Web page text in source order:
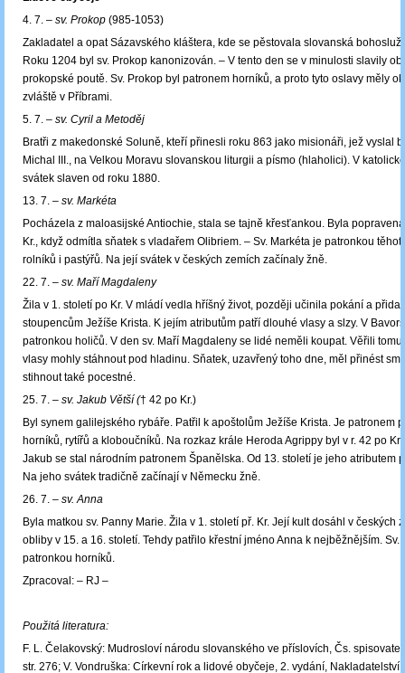
4. 7. – sv. Prokop (985-1053)
Zakladatel a opat Sázavského kláštera, kde se pěstovala slovanská
Roku 1204 byl sv. Prokop kanonizován. ‒ V tento den se v minulosti slavily
prokopské poutě. Sv. Prokop byl patronem horníků, a proto tyto oslavy měly
zvláště v Příbrami.
5. 7. – sv. Cyril a Metoděj
Bratři z makedonské Soluně, kteří přinesli roku 863 jako misionáři, jež vyslal
Michal III., na Velkou Moravu slovanskou liturgii a písmo (hlaholici). V
svátek slaven od roku 1880.
13. 7. – sv. Markéta
Pocházela z maloasijské Antiochie, stala se tajně křesťankou. Byla
Kr., když odmítla sňatek s vladařem Olibriem. ‒ Sv. Markéta je patronkou
rolníků i pastýřů. Na její svátek v českých zemích začínaly žně.
22. 7. – sv. Maří Magdaleny
Žila v 1. století po Kr. V mládí vedla hříšný život, později učinila pokání a
stoupencům Ježíše Krista. K jejím atributům patří dlouhé vlasy a slzy. V
patronkou holičů. V den sv. Maří Magdaleny se lidé neměli koupat. Věřili
vlasy mohly stáhnout pod hladinu. Sňatek, uzavřený toho dne, měl přinést
stihnout také pocestné.
25. 7. – sv. Jakub Větší († 42 po Kr.)
Byl synem galilejského rybáře. Patřil k apoštolům Ježíše Krista. Je patronem
horníků, rytířů a kloboučníků. Na rozkaz krále Heroda Agrippy byl v r. 42 po Kr.
Jakub se stal národním patronem Španělska. Od 13. století je jeho atributem
Na jeho svátek tradičně začínají v Německu žně.
26. 7. – sv. Anna
Byla matkou sv. Panny Marie. Žila v 1. století př. Kr. Její kult dosáhl v českých
obliby v 15. a 16. století. Tehdy patřilo křestní jméno Anna k nejběžnějším. Sv.
patronkou horníků.
Zpracoval: ‒ RJ –
Použitá literatura:
F. L. Čelakovský: Mudrosloví národu slovanského ve příslovích, Čs.
str. 276; V. Vondruška: Církevní rok a lidové obyčeje, 2. vydání, Nakladatelství